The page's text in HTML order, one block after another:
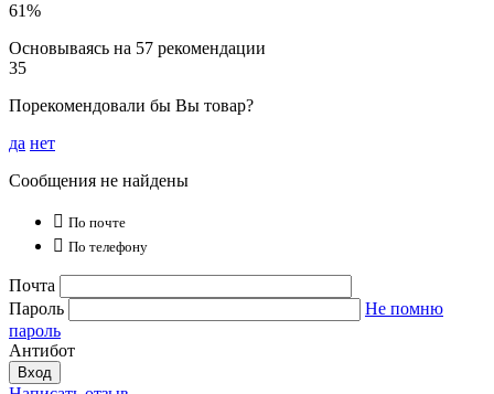
61%
Основываясь на 57 рекомендации
35
Порекомендовали бы Вы товар?
да нет
Сообщения не найдены
 По почте
 По телефону
Почта
Пароль
Не помню
пароль
Антибот
Вход